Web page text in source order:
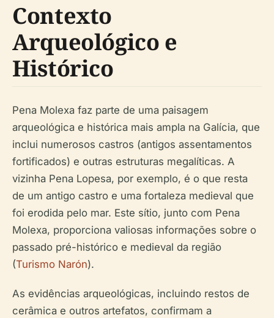
Contexto
Arqueológico e
Histórico
Pena Molexa faz parte de uma paisagem
arqueológica e histórica mais ampla na Galícia, que
inclui numerosos castros (antigos assentamentos
fortificados) e outras estruturas megalíticas. A
vizinha Pena Lopesa, por exemplo, é o que resta
de um antigo castro e uma fortaleza medieval que
foi erodida pelo mar. Este sítio, junto com Pena
Molexa, proporciona valiosas informações sobre o
passado pré-histórico e medieval da região
(Turismo Narón).
As evidências arqueológicas, incluindo restos de
cerâmica e outros artefatos, confirmam a